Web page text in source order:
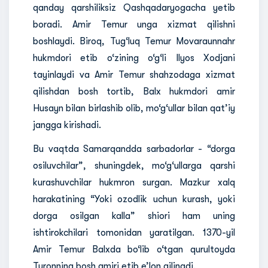
qanday qarshiliksiz Qashqadaryogacha yetib
boradi. Amir Temur unga xizmat qilishni
boshlaydi. Biroq, Tug‘luq Temur Movaraunnahr
hukmdori etib o‘zining o‘g‘li Ilyos Xodjani
tayinlaydi va Amir Temur shahzodaga xizmat
qilishdan bosh tortib, Balx hukmdori amir
Husayn bilan birlashib olib, mo‘g‘ullar bilan qat’iy
jangga kirishadi.
Bu vaqtda Samarqandda sarbadorlar - “dorga
osiluvchilar”, shuningdek, mo‘g‘ullarga qarshi
kurashuvchilar hukmron surgan. Mazkur xalq
harakatining “Yoki ozodlik uchun kurash, yoki
dorga osilgan kalla” shiori ham uning
ishtirokchilari tomonidan yaratilgan. 1370-yil
Amir Temur Balxda bo‘lib o‘tgan qurultoyda